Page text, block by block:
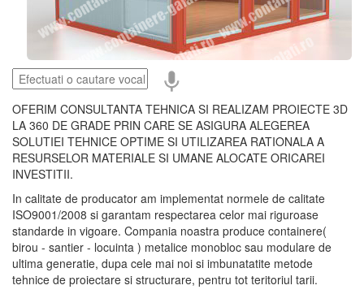
OFERIM CONSULTANTA TEHNICA SI REALIZAM PROIECTE 3D
LA 360 DE GRADE PRIN CARE SE ASIGURA ALEGEREA
SOLUTIEI TEHNICE OPTIME SI UTILIZAREA RATIONALA A
RESURSELOR MATERIALE SI UMANE ALOCATE ORICAREI
INVESTITII.
In calitate de producator am implementat normele de calitate
ISO9001/2008 si garantam respectarea celor mai riguroase
standarde in vigoare. Compania noastra produce containere(
birou - santier - locuinta ) metalice monobloc sau modulare de
ultima generatie, dupa cele mai noi si imbunatatite metode
tehnice de proiectare si structurare, pentru tot teritoriul tarii.